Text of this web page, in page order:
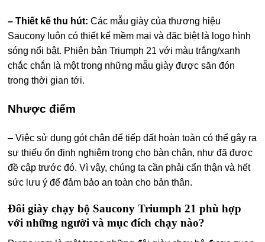
– Thiết kế thu hút: Các mẫu giày của thương hiệu
Saucony luôn có thiết kế mềm mại và đặc biệt là logo hình
sóng nổi bật. Phiên bản Triumph 21 với màu trắng/xanh
chắc chắn là một trong những mẫu giày được săn đón
trong thời gian tới.
Nhược điểm
– Việc sử dụng gót chân để tiếp đất hoàn toàn có thể gây ra
sự thiếu ổn định nghiêm trọng cho bàn chân, như đã được
đề cập trước đó. Vì vậy, chúng ta cần phải cẩn thận và hết
sức lưu ý để đảm bảo an toàn cho bản thân.
Đôi giày chạy bộ Saucony Triumph 21 phù hợp
với những người và mục đích chạy nào?